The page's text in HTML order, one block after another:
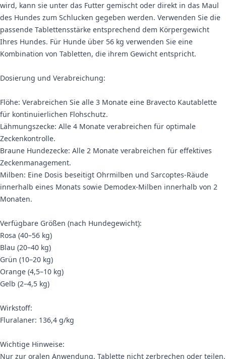
wird, kann sie unter das Futter gemischt oder direkt in das Maul
des Hundes zum Schlucken gegeben werden. Verwenden Sie die
passende Tablettensstärke entsprechend dem Körpergewicht
Ihres Hundes. Für Hunde über 56 kg verwenden Sie eine
Kombination von Tabletten, die ihrem Gewicht entspricht.
Dosierung und Verabreichung:
Flöhe: Verabreichen Sie alle 3 Monate eine Bravecto Kautablette
für kontinuierlichen Flohschutz.
Lähmungszecke: Alle 4 Monate verabreichen für optimale
Zeckenkontrolle.
Braune Hundezecke: Alle 2 Monate verabreichen für effektives
Zeckenmanagement.
Milben: Eine Dosis beseitigt Ohrmilben und Sarcoptes-Räude
innerhalb eines Monats sowie Demodex-Milben innerhalb von 2
Monaten.
Verfügbare Größen (nach Hundegewicht):
Rosa (40–56 kg)
Blau (20–40 kg)
Grün (10–20 kg)
Orange (4,5–10 kg)
Gelb (2–4,5 kg)
Wirkstoff:
Fluralaner: 136,4 g/kg
Wichtige Hinweise:
Nur zur oralen Anwendung. Tablette nicht zerbrechen oder teilen.